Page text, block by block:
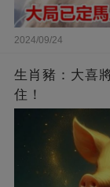
2024/09/24
生肖豬：大喜
住！